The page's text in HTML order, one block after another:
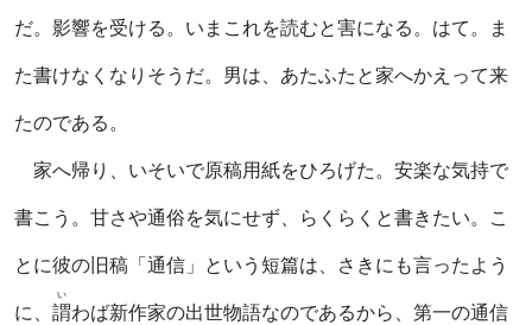
だ。影響を受ける。いまこれを読むと害になる。はて。ま
た書けなくなりそうだ。男は、あたふたと家へかえって来
たのである。
家へ帰り、いそいで原稿用紙をひろげた。安楽な気持で
書こう。甘さや通俗を気にせず、らくらくと書きたい。こ
とに彼の旧稿「通信」という短篇は、さきにも言ったよう
に、 謂
い
わば新作家の出世物語なのであるから、第一の通信